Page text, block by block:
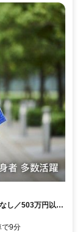
し／503万円以上
で9分